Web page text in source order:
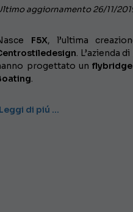
aggiornamento 26/11/
F5X, l’ultima
. L’azienda
progettato unflybridge
.
Leggi di piú …